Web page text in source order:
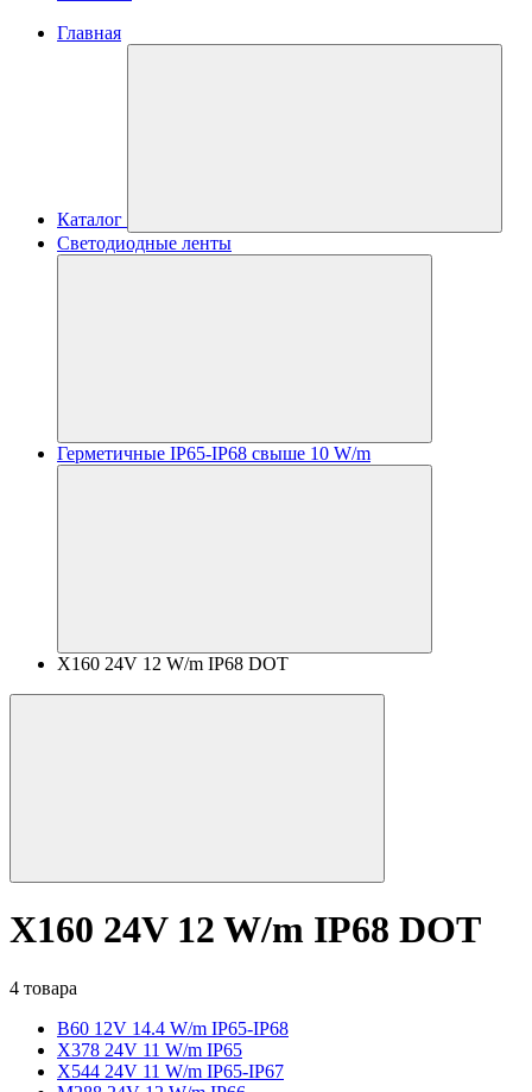
Главная
Каталог
Светодиодные ленты
Герметичные IP65-IP68 свыше 10 W/m
X160 24V 12 W/m IP68 DOT
X160 24V 12 W/m IP68 DOT
4 товара
B60 12V 14.4 W/m IP65-IP68
X378 24V 11 W/m IP65
X544 24V 11 W/m IP65-IP67